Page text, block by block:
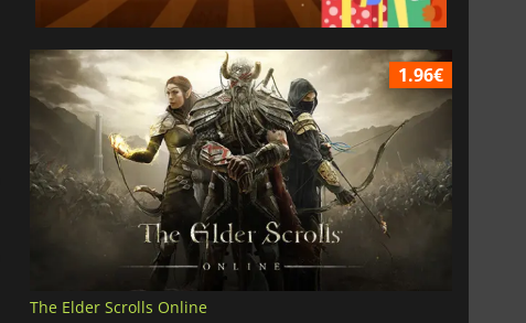
1.96€
The Elder Scrolls Online